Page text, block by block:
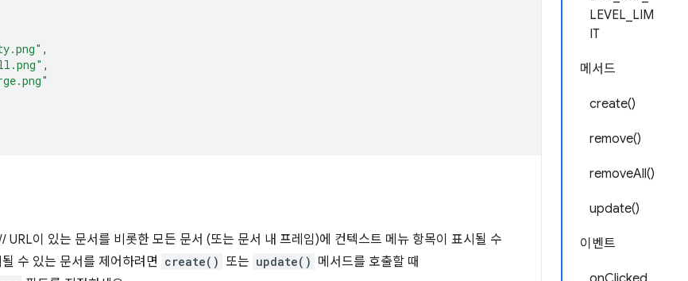
LEVEL_LIM
IT
메서드
create()
remove()
removeAll()
update()
이벤트
,
,
이 있는 문서를 비롯한 모든 문서 (또는 문서 내 프레임)에 컨텍스트 메뉴 항목이 표시될 수
수 있는 문서를 제어하려면 create() 또는 update() 메서드를 호출할 때